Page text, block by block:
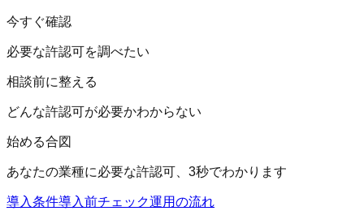
今すぐ確認
必要な許認可を調べたい
相談前に整える
どんな許認可が必要かわからない
始める合図
あなたの業種に必要な許認可、3秒でわかります
導入条件導入前チェック運用の流れ